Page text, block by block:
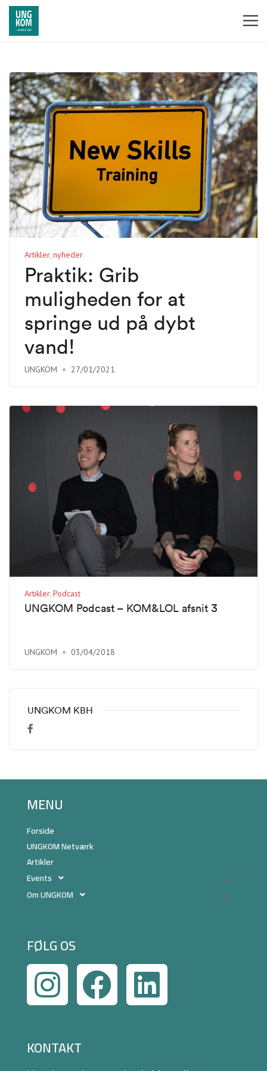
Artikler nyheder
Praktik: Grib
muligheden for at
springe ud på dybt
vand!
UNGKOM 27/01/2021
Artikler Podcast
UNGKOM Podcast – KOM&LOL afsnit 3
UNGKOM 03/04/2018
UNGKOM KBH
MENU
Forside
UNGKOM Netværk
Artikler
Events
Om UNGKOM
FØLG OS
KONTAKT